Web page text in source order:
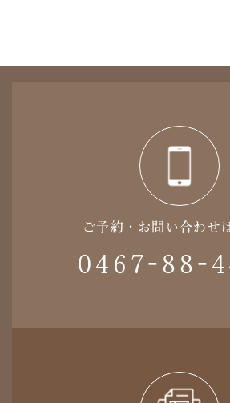
ご予約・お問い合わせ
0467-88-